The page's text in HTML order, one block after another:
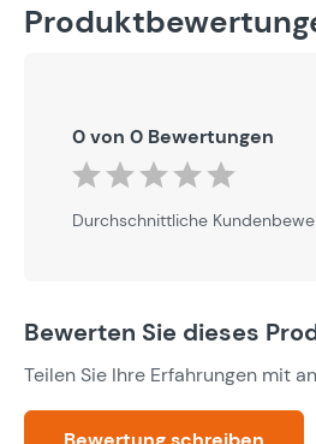
0 von 0 Bewertungen
Durchschnittliche
Durchschnittliche
Bewerten Sie dieses
Teilen Sie Ihre Erfahrungen mit